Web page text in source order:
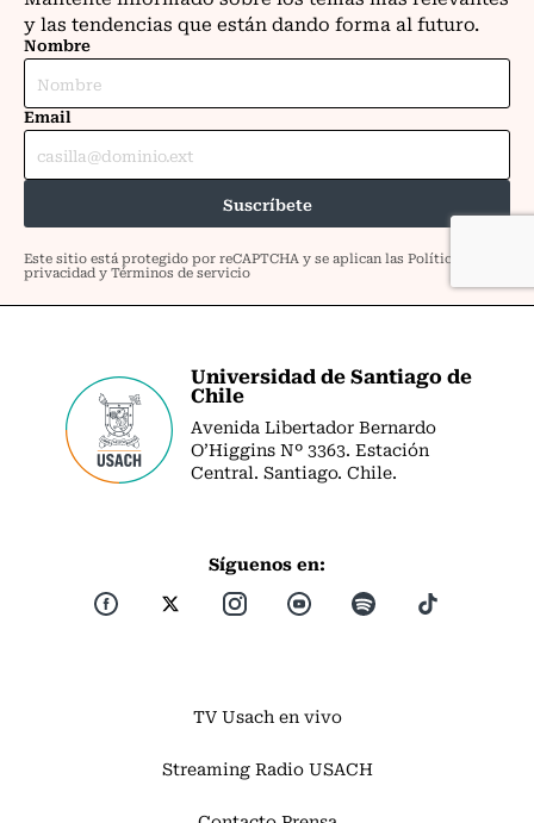
Universidad de Santiago de
Chile
Avenida Libertador Bernardo
O’Higgins Nº 3363. Estación
Central. Santiago. Chile.
Síguenos en:
TV Usach en vivo
Streaming Radio USACH